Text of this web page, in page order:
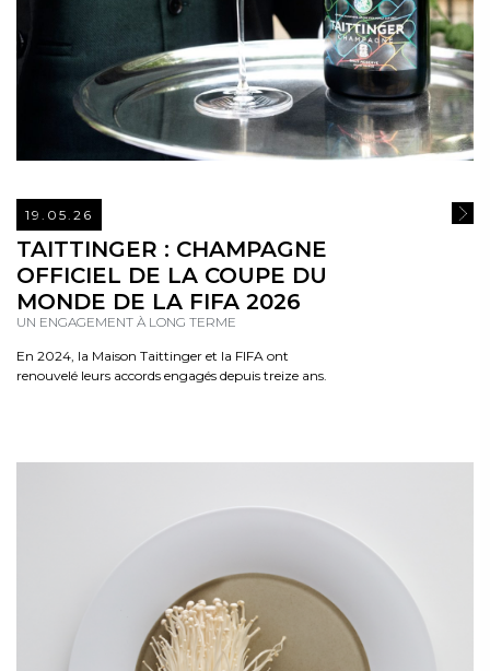
19.05.26
TAITTINGER : CHAMPAGNE
OFFICIEL DE LA COUPE DU
MONDE DE LA FIFA 2026
UN ENGAGEMENT À LONG TERME
En 2024, la Maison Taittinger et la FIFA ont
renouvelé leurs accords engagés depuis treize ans.